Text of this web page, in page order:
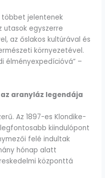
többet jelentenek
utasok egyszerre
az őslakos kultúrával és
környezetével.
élményexpedícióvá” –
aranyláz legendája
Az 1897-es Klondike-
kiindulópont
felé indultak
hónap alatt
központtá